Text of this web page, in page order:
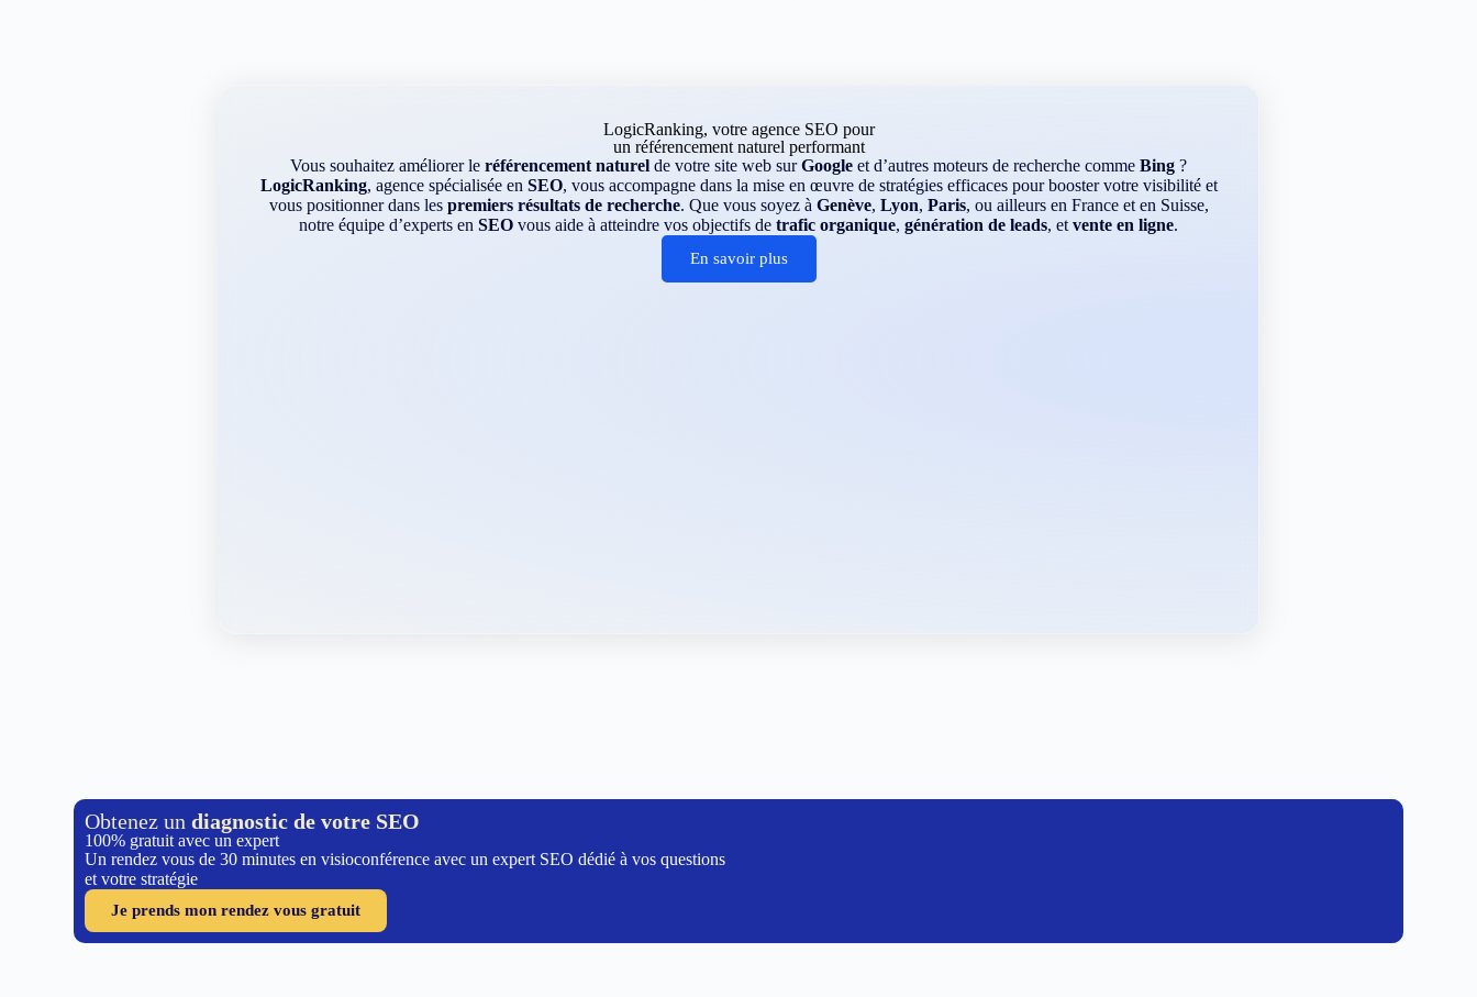
LogicRanking, votre agence SEO pour
un référencement naturel performant
Vous souhaitez améliorer le référencement naturel de votre site web surGoogle et d’autres moteurs de recherche comme Bing ?
LogicRanking, agence spécialisée en SEO, vous accompagne dans la mise en œuvre de stratégies efficaces pour booster votre visibilité et
vous positionner dans les premiers résultats de recherche. Que vous soyez à Genève, Lyon, Paris, ou ailleurs en France et en Suisse,
notre équipe d’experts en SEO vous aide à atteindre vos objectifs de trafic organique, génération de leads, et vente en ligne.
En savoir plus
Obtenez undiagnostic de votre SEO
100% gratuit avec un expert
Un rendez vous de 30 minutes en visioconférence avec un expert SEO dédié à vos questions
et votre stratégie
Je prends mon rendez vous gratuit